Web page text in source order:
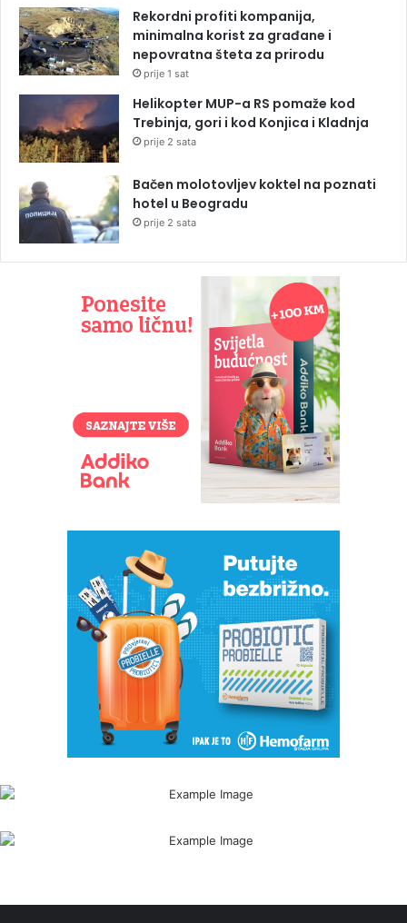
Rekordni profiti kompanija,
minimalna korist za građane i
nepovratna šteta za prirodu
prije 1 sat
Helikopter MUP-a RS pomaže kod
Trebinja, gori i kod Konjica i Kladnja
prije 2 sata
Bačen molotovljev koktel na poznati
hotel u Beogradu
prije 2 sata